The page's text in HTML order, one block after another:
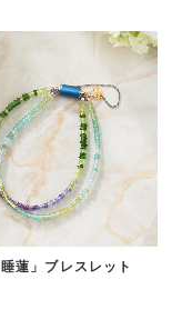
蓮」ブレスレット